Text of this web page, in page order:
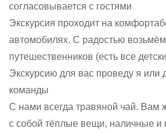
согласовывается с гостями
Экскурсия проходит на
автомобилях. С радостью
путешественников (есть все
Экскурсию для вас проведу я или
команды
С нами всегда травяной чай. Вам
с собой тёплые вещи, наличные и